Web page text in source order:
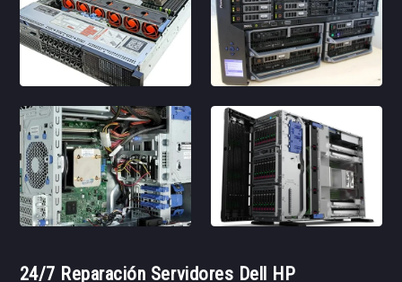
24/7 Reparación Servidores Dell HP